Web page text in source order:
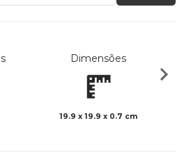
Dimensões
19.9 x 19.9 x 0.7 cm